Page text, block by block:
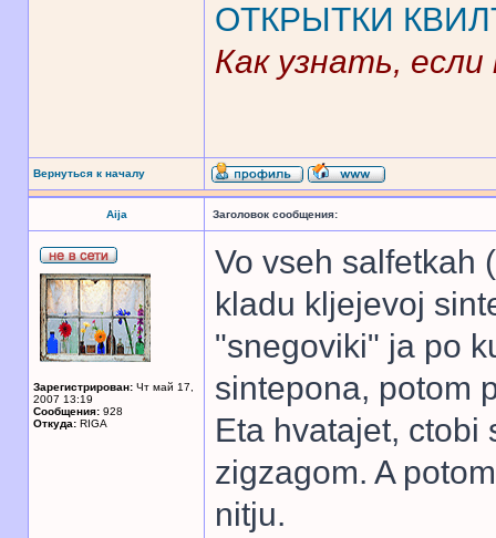
ОТКРЫТКИ
Как узнать,
Вернуться к началу
Aija Заголовок сообщения:
Зарегистрирован: Чт май 17,
2007 13:19
Сообщения: 928
Откуда: RIGA
Vo vseh salfetkah
kladu kljejevoj
"snegoviki" ja po
sintepona, potom
Eta hvatajet, ctobi
zigzagom. A
nitju.